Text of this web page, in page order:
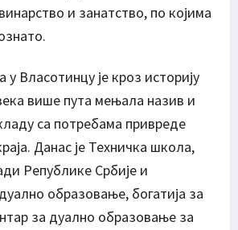
и занатство, по којима
Власотинцу је кроз историју
више пута мењала назив и
са потребама привреде
Данас је Техничка школа,
Републике Србије и
образовање, богатија за
за дуално образовање за